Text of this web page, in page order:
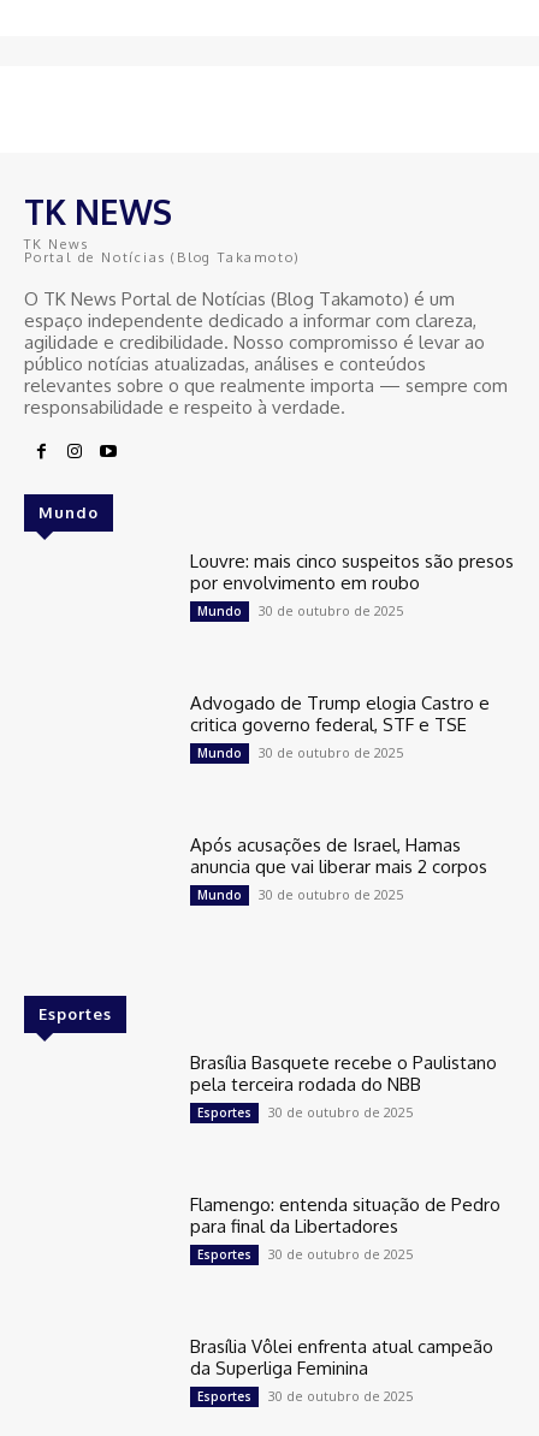
TK NEWS
TK News
Portal de Notícias (Blog Takamoto)
O TK News Portal de Notícias (Blog Takamoto) é um
espaço independente dedicado a informar com clareza,
agilidade e credibilidade. Nosso compromisso é levar ao
público notícias atualizadas, análises e conteúdos
relevantes sobre o que realmente importa — sempre com
responsabilidade e respeito à verdade.
Mundo
Louvre: mais cinco suspeitos são presos
por envolvimento em roubo
Mundo 30 de outubro de 2025
Advogado de Trump elogia Castro e
critica governo federal, STF e TSE
Mundo 30 de outubro de 2025
Após acusações de Israel, Hamas
anuncia que vai liberar mais 2 corpos
Mundo 30 de outubro de 2025
Esportes
Brasília Basquete recebe o Paulistano
pela terceira rodada do NBB
Esportes 30 de outubro de 2025
Flamengo: entenda situação de Pedro
para final da Libertadores
Esportes 30 de outubro de 2025
Brasília Vôlei enfrenta atual campeão
da Superliga Feminina
Esportes 30 de outubro de 2025